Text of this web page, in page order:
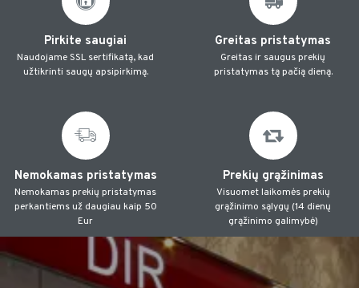
Pirkite saugiai
Naudojame SSL sertifikatą, kad
užtikrinti saugų apsipirkimą.
Greitas pristatymas
Greitas ir saugus prekių
pristatymas tą pačią dieną.
Nemokamas pristatymas
Nemokamas prekių pristatymas
perkantiems už daugiau kaip 50
Eur
Prekių grąžinimas
Visuomet laikomės prekių
grąžinimo sąlygų (14 dienų
grąžinimo galimybė)